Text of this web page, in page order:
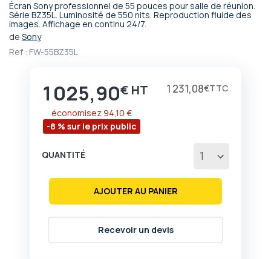
Écran Sony professionnel de 55 pouces pour salle de réunion.
Série BZ35L. Luminosité de 550 nits. Reproduction fluide des
images. Affichage en continu 24/7.
de Sony
Ref : FW-55BZ35L
Prix
1 025,90€ 1 231,08€
-8 % sur le prix public
économisez 94,10 €
QUANTITÉ
AJOUTER AU PANIER
Recevoir un devis
Passer
au
début
de
d’images